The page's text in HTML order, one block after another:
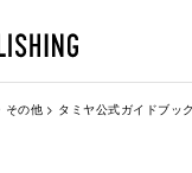
その他
タミヤ公式ガイドブッ